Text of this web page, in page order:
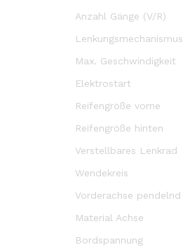
Anzahl Gänge (V/R)
Lenkungsmechanismus
Max. Geschwindigkeit
Elektrostart
Reifengröße vorne
Reifengröße hinten
Verstellbares Lenkrad
Wendekreis
Vorderachse pendelnd
Material Achse
Bordspannung